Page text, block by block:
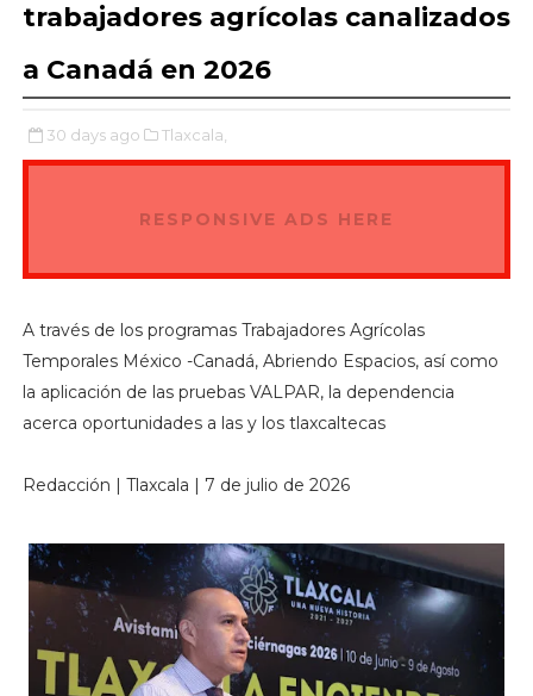
trabajadores agrícolas canalizados
a Canadá en 2026
30 days ago Tlaxcala,
RESPONSIVE ADS HERE
A través de los programas Trabajadores Agrícolas
Temporales México -Canadá, Abriendo Espacios, así como
la aplicación de las pruebas VALPAR, la dependencia
acerca oportunidades a las y los tlaxcaltecas
Redacción | Tlaxcala | 7 de julio de 2026